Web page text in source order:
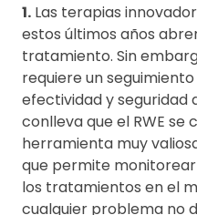
1. Las terapias
estos últimos años
tratamiento. Sin
requiere un
efectividad y seguridad
conlleva que el RWE se
herramienta muy
que permite
los tratamientos en el
cualquier problema no